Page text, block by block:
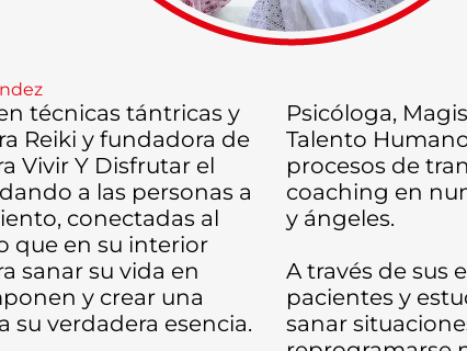
técnicas tántricas y
Reiki y fundadora de
Vivir Y Disfrutar el
a las personas a
conectadas al
que en su interior
sanar su vida en
y crear una
su verdadera esencia.
Psicóloga,
Talento
procesos de
coaching en
y ángeles.
A través de sus
pacientes y
sanar